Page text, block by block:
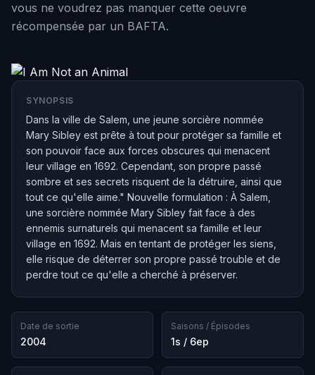
vous ne voudrez pas manquer cette oeuvre
récompensée par un BAFTA.
SYNOPSIS
Dans la ville de Salem, une jeune sorcière nommée
Mary Sibley est prête à tout pour protéger sa famille et
son pouvoir face aux forces obscures qui menacent
leur village en 1692. Cependant, son propre passé
sombre et ses secrets risquent de la détruire, ainsi que
tout ce qu'elle aime." Nouvelle formulation : À Salem,
une sorcière nommée Mary Sibley fait face à des
ennemis surnaturels qui menacent sa famille et leur
village en 1692. Mais en tentant de protéger les siens,
elle risque de déterrer son propre passé trouble et de
perdre tout ce qu'elle a cherché à préserver.
Date de sortie
2004
Saisons / Épisodes
1s / 6ep